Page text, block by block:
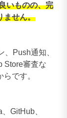
いものの、完
ません。
Push通知、
Store審査な
です。
GitHub、